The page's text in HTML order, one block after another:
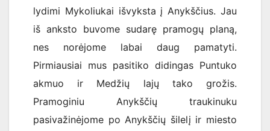
lydimi Mykoliukai išvyksta į Anykščius. Jau
iš anksto buvome sudarę pramogų planą,
nes norėjome labai daug pamatyti.
Pirmiausiai mus pasitiko didingas Puntuko
akmuo ir Medžių lajų tako grožis.
Pramoginiu Anykščių traukinuku
pasivažinėjome po Anykščių šilelį ir miesto